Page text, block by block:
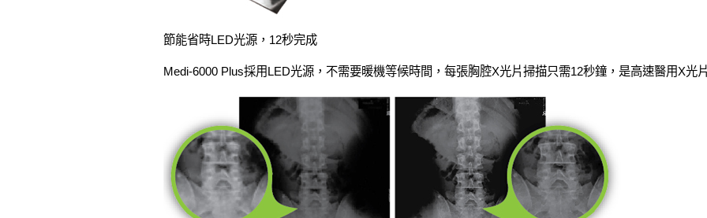
節能省時LED光源，12秒完成
Medi-6000 Plus採用LED光源，不需要暖機等候時間，每張胸腔X光片掃描只需12秒鐘，是高速醫用X光